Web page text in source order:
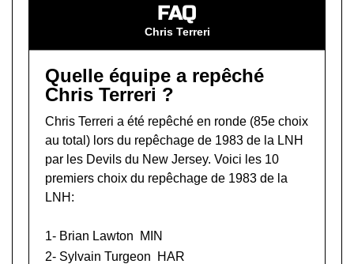
FAQ
Chris Terreri
Quelle équipe a repêché
Chris Terreri ?
Chris Terreri a été repêché en ronde (85e choix
au total) lors du repêchage de 1983 de la LNH
par les Devils du New Jersey. Voici les 10
premiers choix du repêchage de 1983 de la
LNH:
1- Brian Lawton
MIN
2- Sylvain Turgeon HAR